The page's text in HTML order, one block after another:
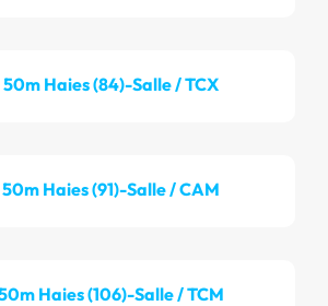
50m Haies (84)-Salle / TCX
50m Haies (91)-Salle / CAM
Haies (106)-Salle / TCM